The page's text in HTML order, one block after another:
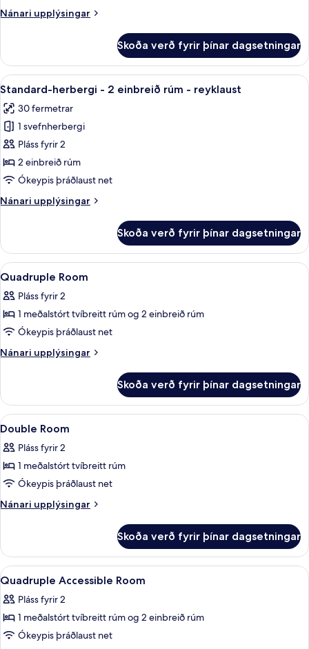
mörg
reyklaust
Nánari upplýsingar
Nánari
fyrir
fjóra
-
rúm
reyklaust
Skoða verð fyrir þínar dagsetningar
Skoða
allar
myndir
fyrir
Standard-
herbergi
-
einbreið
reyklaust
Standard-herbergi - 2 einbreið rúm
4
Standard-herbergi - 2 einbreið rúm - reyklaust
30 fermetrar
1 svefnherbergi
Pláss fyrir 2
2 einbreið rúm
Ókeypis þráðlaust net
Nánari upplýsingar
Nánari
herbergi
2
rúm
-
reyklaust
Skoða verð fyrir þínar dagsetningar
Skoða
allar
myndir
fyrir
Quadruple
Room
Míníbar, öryggishólf í herbergi,
5
Quadruple Room
Pláss fyrir 2
1 meðalstórt tvíbreitt rúm og 2 einbreið rúm
Ókeypis þráðlaust net
Nánari upplýsingar
Nánari
Room
Skoða verð fyrir þínar dagsetningar
Skoða
allar
myndir
fyrir
Double
Room
Míníbar, öryggishólf í herbergi,
6
Double Room
Pláss fyrir 2
1 meðalstórt tvíbreitt rúm
Ókeypis þráðlaust net
Nánari upplýsingar
Nánari
Room
Skoða verð fyrir þínar dagsetningar
Skoða
allar
myndir
fyrir
Quadruple
Míníbar, öryggishólf í herbergi,
4
Quadruple Accessible Room
Pláss fyrir 2
1 meðalstórt tvíbreitt rúm og 2 einbreið rúm
Ókeypis þráðlaust net